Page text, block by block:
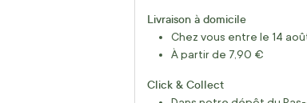
Livraison à domicile
Chez vous entre le 14
À partir de 7,90 €
Click & Collect